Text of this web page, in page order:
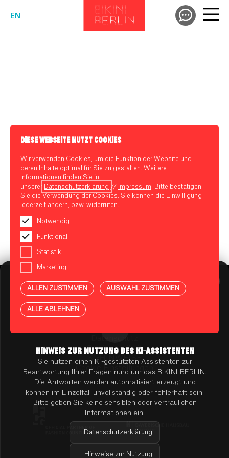
EN
BIKINI BERLIN Assistent
Online
HINWEIS ZUR NUTZUNG DES KI-ASSISTENTEN
Sie nutzen einen KI-gestützten Assistenten zur
Beantwortung Ihrer Fragen rund um das BIKINI BERLIN.
Die Antworten werden automatisiert erzeugt und
können im Einzelfall unvollständig oder fehlerhaft sein.
Bitte geben Sie keine sensiblen oder vertraulichen
Informationen ein.
Datenschutzerklärung
Hinweise zur Nutzung
DIESE WEBSEITE NUTZT COOKIES
Wir verwenden Cookies, um die Funktion der Website und
deren Inhalte optimal für Sie zu gestalten. Weitere
Informationen finden Sie in
unserer
Datenschutzerklärung // Impressum . Bitte bestätigen
Sie die Verwendung der Cookies. Sie können die Einwilligung
jederzeit ändern, bzw. widerrufen.
Notwendig
Funktional
Statistik
Marketing
ALLEN ZUSTIMMEN AUSWAHL ZUSTIMMEN
ALLE ABLEHNEN
Presse
Barrierefreiheit
KI-HINWEISE
Cookie Einstellungen